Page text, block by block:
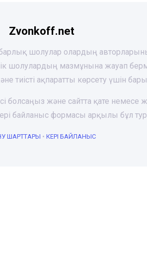
Zvonkoff.net
шолулар олардың
шолулардың мазмұнына жауап
тиісті ақпаратты көрсету үшін
болсаңыз және сайтта қате немесе
байланыс формасы арқылы бұл
ШАРТТАРЫ • КЕРІ БАЙЛАНЫС